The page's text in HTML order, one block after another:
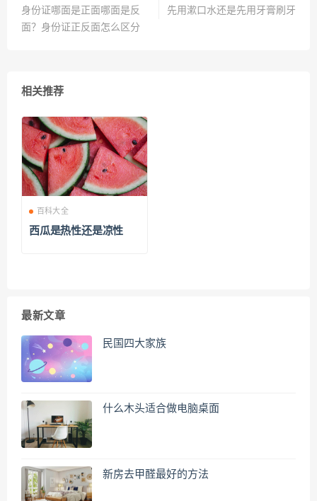
身份证哪面是正面哪面是反
面？身份证正反面怎么区分
先用漱口水还是先用牙膏刷牙
相关推荐
百科大全
西瓜是热性还是凉性
最新文章
民国四大家族
什么木头适合做电脑桌面
新房去甲醛最好的方法